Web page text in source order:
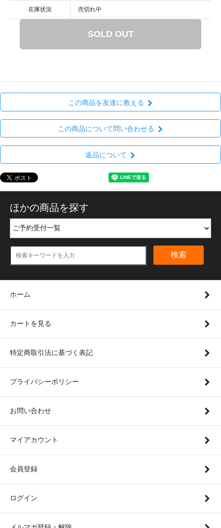
在庫状況 売切れ中
SOLD OUT
この商品を友達に教える
この商品について問い合わせる
返品について
ほかの商品を探す
検索
ホーム
カートを見る
特定商取引法に基づく表記
プライバシーポリシー
お問い合わせ
マイアカウント
会員登録
ログイン